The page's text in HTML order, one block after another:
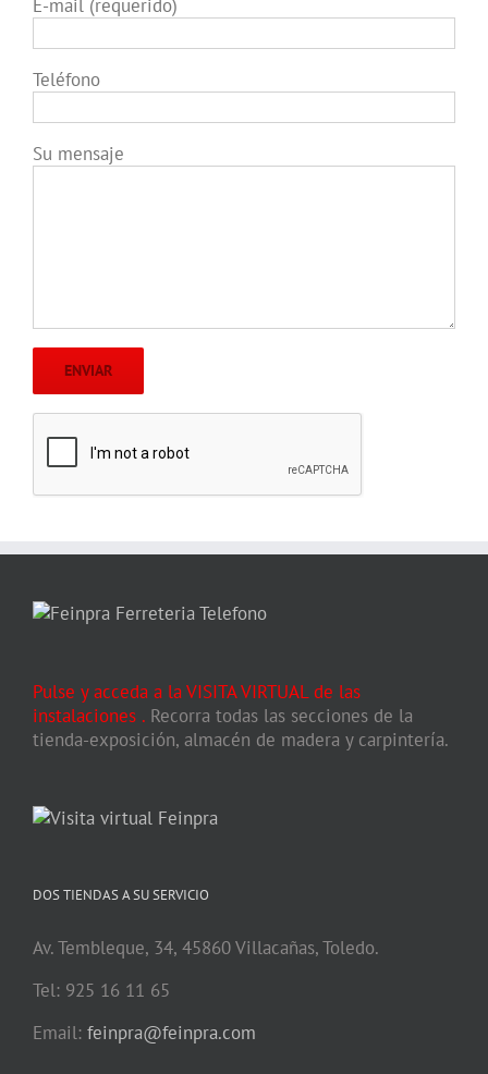
E-mail (requerido)
Teléfono
Su mensaje
Pulse y acceda a la VISITA VIRTUAL de las
instalaciones . Recorra todas las secciones de la
tienda-exposición, almacén de madera y carpintería.
DOS TIENDAS A SU SERVICIO
Av. Tembleque, 34, 45860 Villacañas, Toledo.
Tel: 925 16 11 65
Email: feinpra@feinpra.com